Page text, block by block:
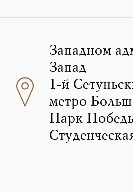
Западном
Запад
1-й
метро
Парк